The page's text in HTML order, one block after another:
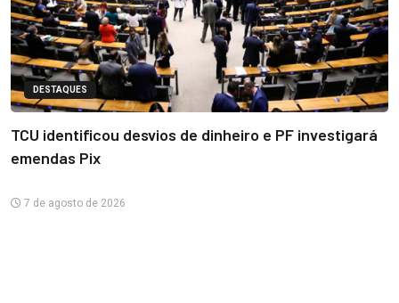
DESTAQUES
TCU identificou desvios de dinheiro e PF investigará
emendas Pix
7 de agosto de 2026